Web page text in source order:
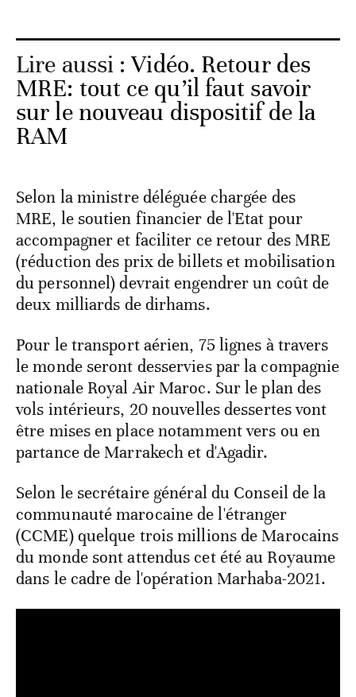
Lire aussi :Vidéo. Retour des
MRE: tout ce qu’il faut savoir
sur le nouveau dispositif de la
RAM
Selon la ministre déléguée chargée des
MRE, le soutien financier de l'Etat pour
accompagner et faciliter ce retour des MRE
(réduction des prix de billets et mobilisation
du personnel) devrait engendrer un coût de
deux milliards de dirhams.
Pour le transport aérien, 75 lignes à travers
le monde seront desservies par la compagnie
nationale Royal Air Maroc. Sur le plan des
vols intérieurs, 20 nouvelles dessertes vont
être mises en place notamment vers ou en
partance de Marrakech et d'Agadir.
Selon le secrétaire général du Conseil de la
communauté marocaine de l'étranger
(CCME) quelque trois millions de Marocains
du monde sont attendus cet été au Royaume
dans le cadre de l'opération Marhaba-2021.